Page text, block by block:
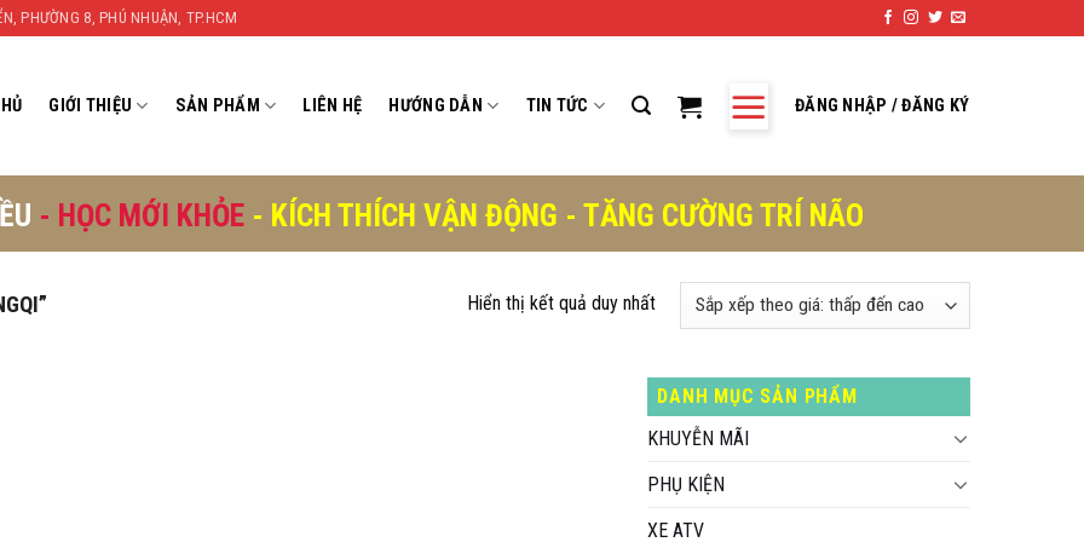
PHƯỜNG 8, PHÚ NHUẬN, TP.HCM
GIỚI THIỆU SẢN PHẨM LIÊN HỆ HƯỚNG DẪN TIN TỨC ĐĂNG NHẬP / ĐĂNG KÝ
- HỌC MỚI KHỎE - KÍCH THÍCH VẬN ĐỘNG - TĂNG CƯỜNG TRÍ NÃO
Hiển thị kết quả duy nhất
DANH MỤC SẢN PHẨM
KHUYỄN MÃI
PHỤ KIỆN
XE ATV